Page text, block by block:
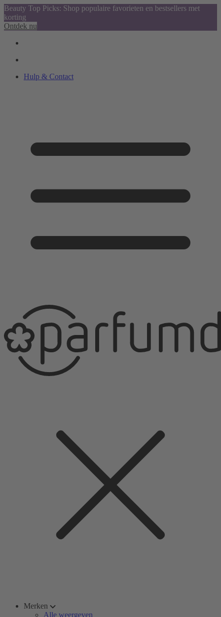
Beauty Top Picks: Shop populaire favorieten en bestsellers met
korting
Ontdek nu
Hulp & Contact
Merken
Alle weergeven